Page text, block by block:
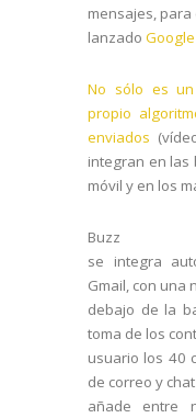
mensajes, para
lanzado
No sólo es
propio
enviados
integran en las
móvil y en los
Buzz
se integra
Gmail, con una
debajo de la
toma de los
usuario los 40
de correo y
añade entre